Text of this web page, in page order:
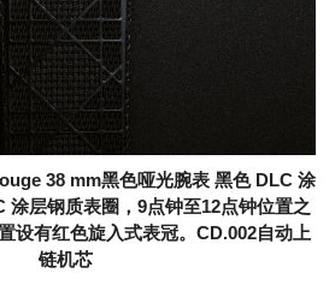
38 mm黑色哑光腕表 黑色 DLC 涂
涂层钢质表圈，9点钟至12点钟位置之
设有红色旋入式表冠。CD.002自动上
链机芯